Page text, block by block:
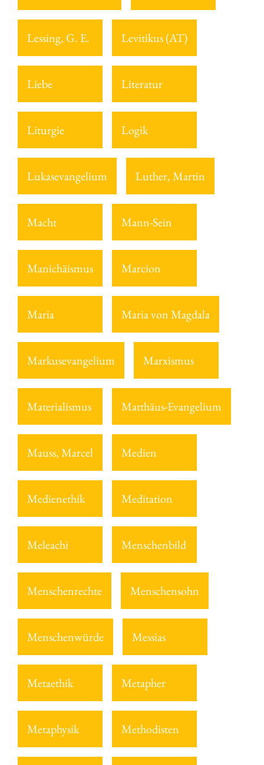
Lessing, G. E. Levitikus (AT)
Liebe Literatur
Liturgie Logik
Lukasevangelium Luther, Martin
Macht Mann-Sein
Manichäismus Marcion
Maria Maria von Magdala
Markusevangelium Marxismus
Materialismus Matthäus-Evangelium
Mauss, Marcel Medien
Medienethik Meditation
Meleachi Menschenbild
Menschenrechte Menschensohn
Menschenwürde Messias
Metaethik Metapher
Metaphysik Methodisten